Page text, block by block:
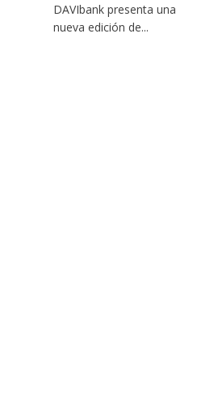
DAVIbank presenta una
nueva edición de...